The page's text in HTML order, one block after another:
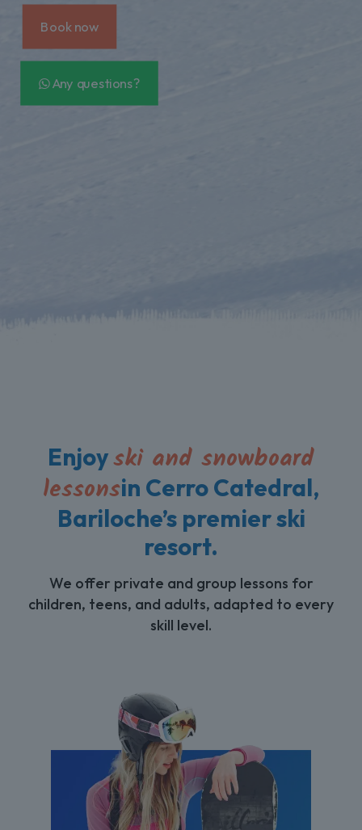
Book now
Any questions?
Enjoyski and snowboard
lessonsin Cerro Catedral,
Bariloche’s premier ski
resort.
We offer private and group lessons for
children, teens, and adults, adapted to every
skill level.